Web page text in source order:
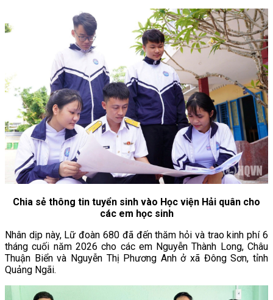
Chia sẻ thông tin tuyển sinh vào Học viện Hải quân cho
các em học sinh
Nhân dịp này, Lữ đoàn 680 đã đến thăm hỏi và trao kinh phí 6
tháng cuối năm 2026 cho các em Nguyễn Thành Long, Châu
Thuận Biển và Nguyễn Thị Phương Anh ở xã Đông Sơn, tỉnh
Quảng Ngãi.